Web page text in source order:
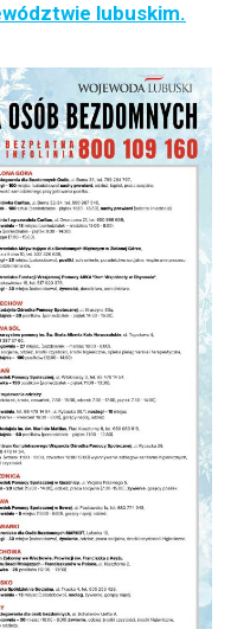
lubuskim.